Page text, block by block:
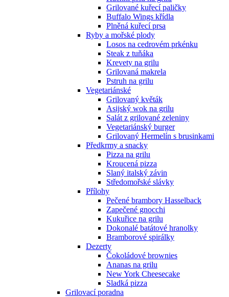
Grilované kuřecí paličky
Buffalo Wings křídla
Plněná kuřecí prsa
Ryby a mořské plody
Losos na cedrovém prkénku
Steak z tuňáka
Krevety na grilu
Grilovaná makrela
Pstruh na grilu
Vegetariánské
Grilovaný květák
Asijský wok na grilu
Salát z grilované zeleniny
Vegetariánský burger
Grilovaný Hermelín s brusinkami
Předkrmy a snacky
Pizza na grilu
Kroucená pizza
Slaný italský závin
Středomořské slávky
Přílohy
Pečené brambory Hasselback
Zapečené gnocchi
Kukuřice na grilu
Dokonalé batátové hranolky
Bramborové spirálky
Dezerty
Čokoládové brownies
Ananas na grilu
New York Cheesecake
Sladká pizza
Grilovací poradna